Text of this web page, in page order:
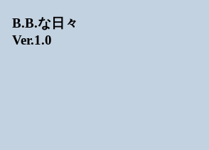
B.B.な日々
Ver.1.0